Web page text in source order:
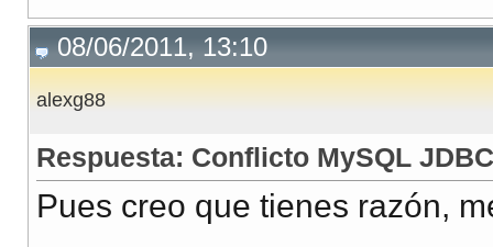
08/06/2011, 13:10
alexg88
Respuesta: Conflicto MySQL JDBC
Pues creo que tienes razón,